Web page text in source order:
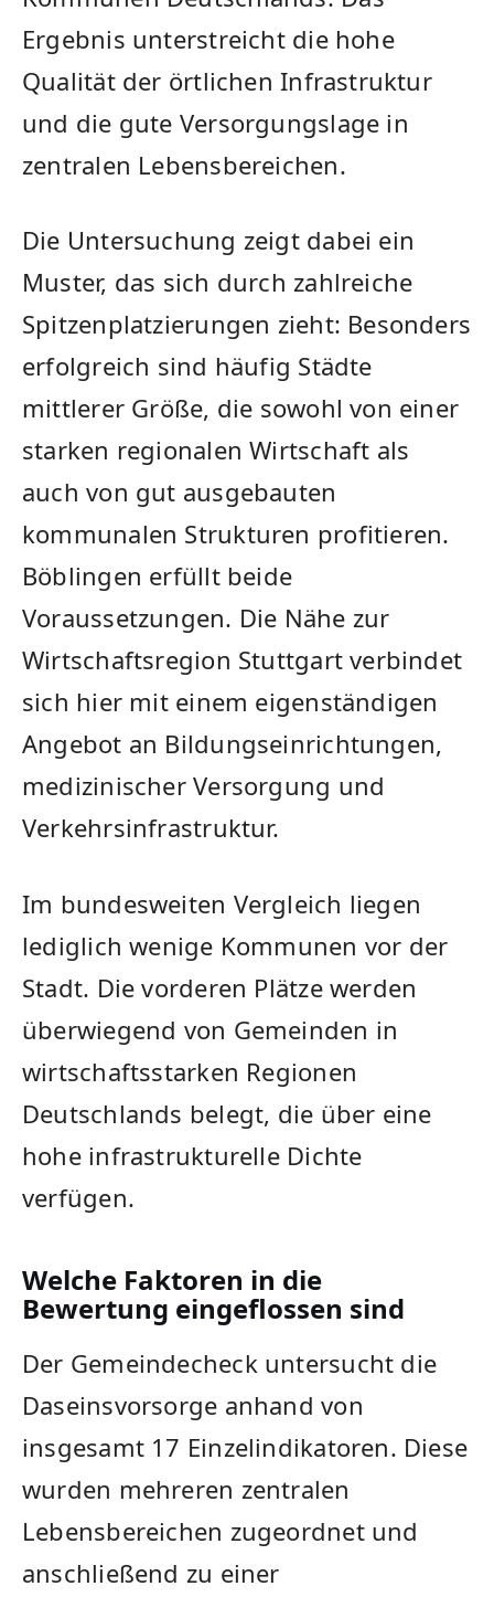
Ergebnis unterstreicht die hohe
Qualität der örtlichen Infrastruktur
und die gute Versorgungslage in
zentralen Lebensbereichen.
Die Untersuchung zeigt dabei ein
Muster, das sich durch zahlreiche
Spitzenplatzierungen zieht: Besonders
erfolgreich sind häufig Städte
mittlerer Größe, die sowohl von einer
starken regionalen Wirtschaft als
auch von gut ausgebauten
kommunalen Strukturen profitieren.
Böblingen erfüllt beide
Voraussetzungen. Die Nähe zur
Wirtschaftsregion Stuttgart verbindet
sich hier mit einem eigenständigen
Angebot an Bildungseinrichtungen,
medizinischer Versorgung und
Verkehrsinfrastruktur.
Im bundesweiten Vergleich liegen
lediglich wenige Kommunen vor der
Stadt. Die vorderen Plätze werden
überwiegend von Gemeinden in
wirtschaftsstarken Regionen
Deutschlands belegt, die über eine
hohe infrastrukturelle Dichte
verfügen.
Welche Faktoren in die
Bewertung eingeflossen sind
Der Gemeindecheck untersucht die
Daseinsvorsorge anhand von
insgesamt 17 Einzelindikatoren. Diese
wurden mehreren zentralen
Lebensbereichen zugeordnet und
anschließend zu einer